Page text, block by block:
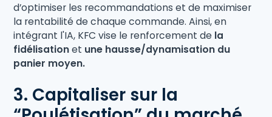
d’optimiser les recommandations et de maximiser
la rentabilité de chaque commande. Ainsi, en
intégrant l'IA, KFC vise le renforcement de la
fidélisationet une hausse/dynamisation du
panier moyen.
3. Capitaliser sur la